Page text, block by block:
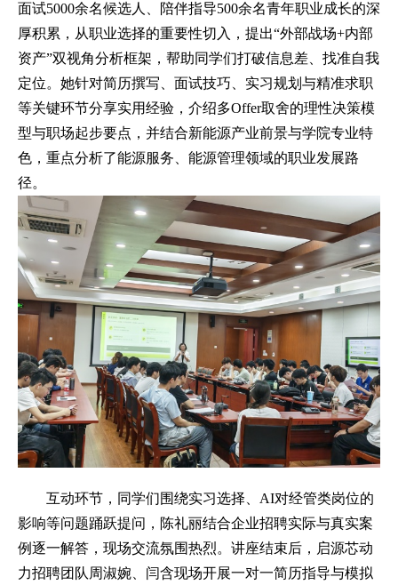
面试5000余名候选人、陪伴指导500余名青年职业成长的深
厚积累，从职业选择的重要性切入，提出“外部战场+内部
资产”双视角分析框架，帮助同学们打破信息差、找准自我
定位。她针对简历撰写、面试技巧、实习规划与精准求职
等关键环节分享实用经验，介绍多Offer取舍的理性决策模
型与职场起步要点，并结合新能源产业前景与学院专业特
色，重点分析了能源服务、能源管理领域的职业发展路
径。
互动环节，同学们围绕实习选择、 AI对经管类岗位的
影响等问题踊跃提问，陈礼丽结合企业招聘实际与真实案
例逐一解答，现场交流氛围热烈。讲座结束后，启源芯动
力招聘团队周淑婉、闫含现场开展一对一简历指导与模拟